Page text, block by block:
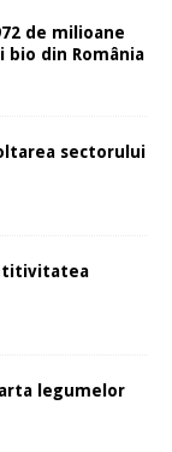
de milioane
bio din România
sectorului
legumelor